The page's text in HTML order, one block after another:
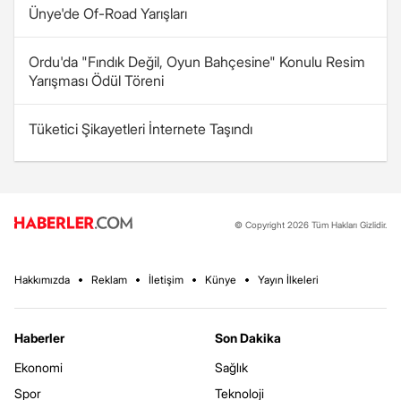
Ünye'de Of-Road Yarışları
Ordu'da "Fındık Değil, Oyun Bahçesine" Konulu Resim
Yarışması Ödül Töreni
Tüketici Şikayetleri İnternete Taşındı
© Copyright 2026 Tüm Hakları Gizlidir.
Hakkımızda Reklam İletişim Künye Yayın İlkeleri
Haberler
Ekonomi
Spor
Son Dakika
Sağlık
Teknoloji